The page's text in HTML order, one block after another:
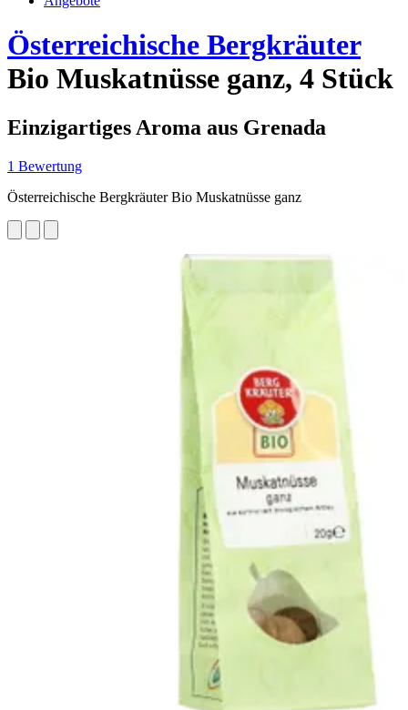
Österreichische Bergkräuter
Bio Muskatnüsse ganz, 4 Stück
Einzigartiges Aroma aus Grenada
1 Bewertung
Österreichische Bergkräuter Bio Muskatnüsse ganz